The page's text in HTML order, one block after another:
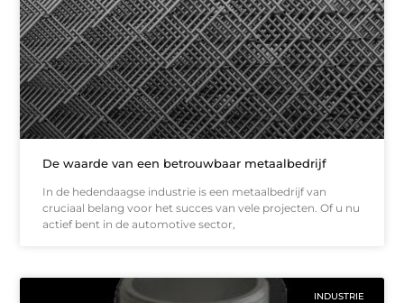
De waarde van een betrouwbaar metaalbedrijf
In de hedendaagse industrie is een metaalbedrijf van
cruciaal belang voor het succes van vele projecten. Of u nu
actief bent in de automotive sector,
INDUSTRIE